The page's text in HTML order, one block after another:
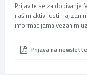
Prijavite se za dobivanje
našim aktivnostima,
informacijama vezanim
Prijava na